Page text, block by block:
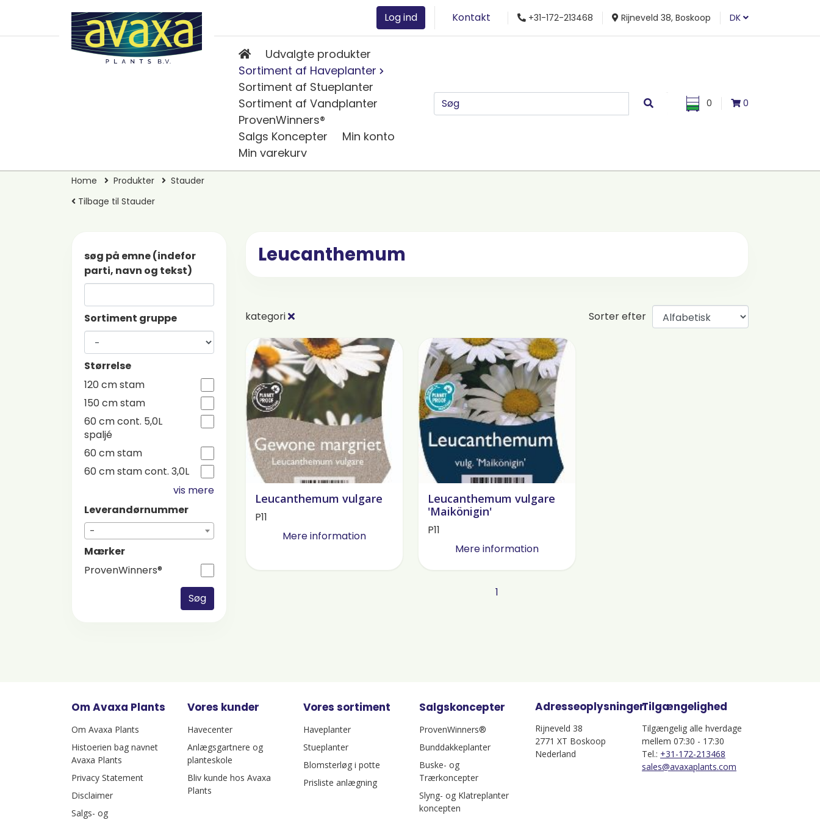
Log ind Kontakt +31-172-213468 Rijneveld 38, Boskoop DK
Udvalgte produkter
Sortiment af Haveplanter
Sortiment af Stueplanter
Sortiment af Vandplanter
ProvenWinners®
Salgs Koncepter
Min konto
Min varekurv
0 0
Home Produkter
Stauder
Tilbage til Stauder
søg på emne (indefor
parti, navn og tekst)
Sortiment gruppe
Størrelse
120 cm stam
150 cm stam
60 cm cont. 5,0L
spaljé
60 cm stam
60 cm stam cont. 3,0L
vis mere
Leverandørnummer
-
Mærker
ProvenWinners®
Søg
Leucanthemum
kategori Sorter efter
Leucanthemum vulgare
P11
Mere information
Leucanthemum vulgare
'Maikönigin'
P11
Mere information
1
Om Avaxa Plants
Om Avaxa Plants
Histoerien bag navnet
Avaxa Plants
Privacy Statement
Disclaimer
Salgs- og
Vores kunder
Havecenter
Anlægsgartnere og
planteskole
Bliv kunde hos Avaxa
Plants
Vores sortiment
Haveplanter
Stueplanter
Blomsterløg i potte
Prisliste anlægning
Salgskoncepter
ProvenWinners®
Bunddakkeplanter
Buske- og
Trærkoncepter
Slyng- og Klatreplanter
koncepten
Adresseoplysninger
Rijneveld 38
2771 XT Boskoop
Nederland
Tilgængelighed
Tilgængelig alle hverdage
mellem 07:30 - 17:30
Tel.: +31-172-213468
sales@avaxaplants.com